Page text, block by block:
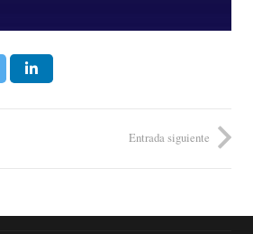
Entrada siguiente